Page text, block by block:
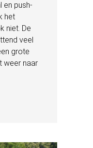
en push-
het
niet. De
veel
grote
weer naar